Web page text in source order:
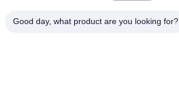
Good day, what product are you looking for?